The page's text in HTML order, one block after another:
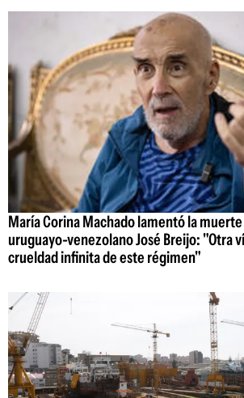
María Corina Machado lamentó la
uruguayo-venezolano José Breijo: "Otra
crueldad infinita de este régimen"